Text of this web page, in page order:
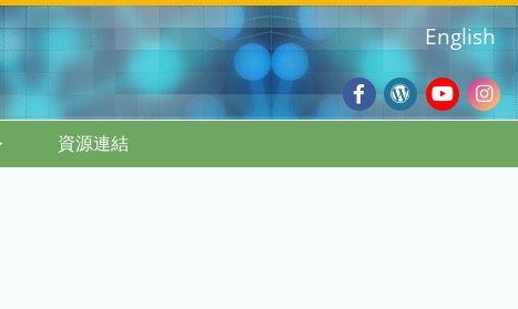
Facebook
Wordpress
Blog
English
資源連結